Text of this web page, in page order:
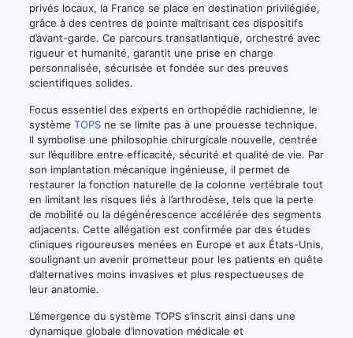
privés locaux, la France se place en destination privilégiée,
grâce à des centres de pointe maîtrisant ces dispositifs
d’avant-garde. Ce parcours transatlantique, orchestré avec
rigueur et humanité, garantit une prise en charge
personnalisée, sécurisée et fondée sur des preuves
scientifiques solides.
Focus essentiel des experts en orthopédie rachidienne, le
système TOPSne se limite pas à une prouesse technique.
Il symbolise une philosophie chirurgicale nouvelle, centrée
sur l’équilibre entre efficacité, sécurité et qualité de vie. Par
son implantation mécanique ingénieuse, il permet de
restaurer la fonction naturelle de la colonne vertébrale tout
en limitant les risques liés à l’arthrodèse, tels que la perte
de mobilité ou la dégénérescence accélérée des segments
adjacents. Cette allégation est confirmée par des études
cliniques rigoureuses menées en Europe et aux États-Unis,
soulignant un avenir prometteur pour les patients en quête
d’alternatives moins invasives et plus respectueuses de
leur anatomie.
L’émergence du système TOPS s’inscrit ainsi dans une
dynamique globale d’innovation médicale et